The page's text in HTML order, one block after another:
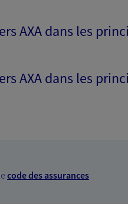
AXA dans les
AXA dans les
code des assurances